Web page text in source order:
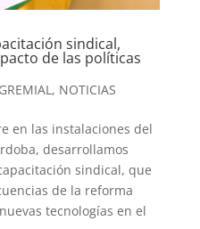
sindical,
de las políticas
GREMIAL , NOTICIAS
en las instalaciones del
desarrollamos
sindical, que
de la reforma
tecnologías en el